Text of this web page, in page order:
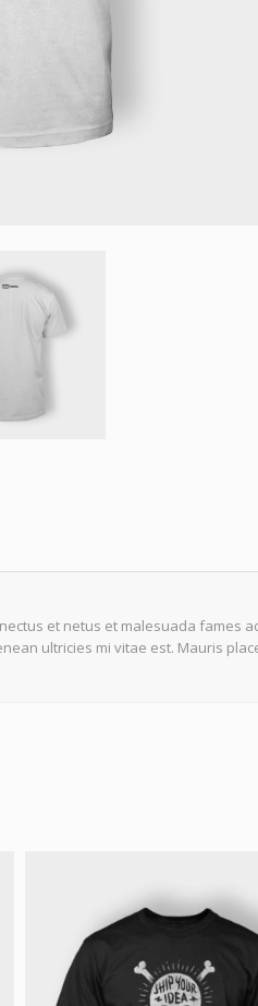
et netus et malesuada fames
ultricies mi vitae est. Mauris